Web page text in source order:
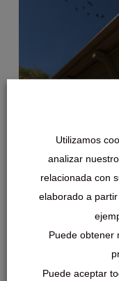
Utilizamos
analizar
relacionada con
elaborado a
Puede obtener
Puede aceptar